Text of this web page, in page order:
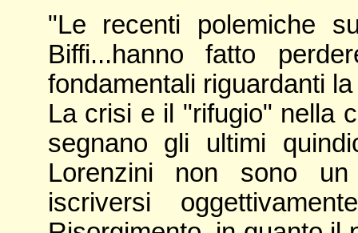
"Le recenti polemiche
Biffi...hanno fatto
fondamentali riguardanti
La crisi e il "rifugio" nella
segnano gli ultimi
Lorenzini non sono
iscriversi